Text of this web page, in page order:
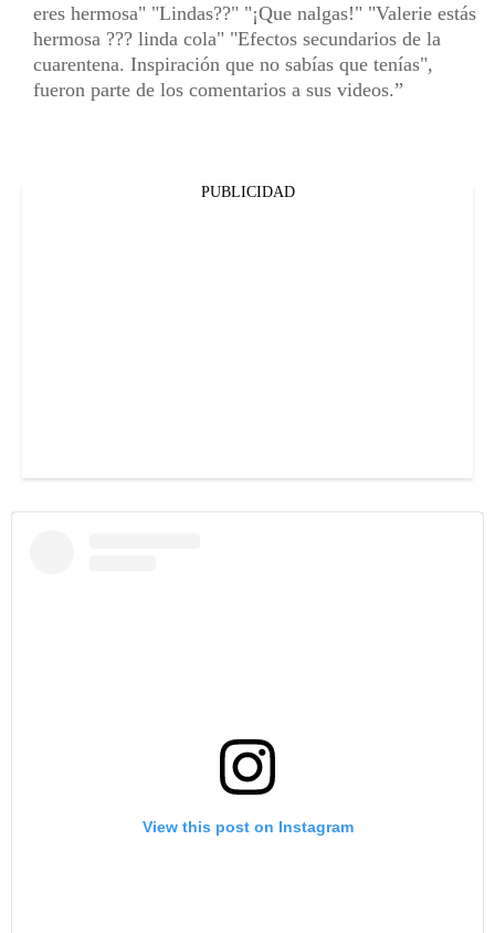
eres hermosa" "Lindas??" "¡Que nalgas!" "Valerie estás
hermosa ??? linda cola" "Efectos secundarios de la
cuarentena. Inspiración que no sabías que tenías",
fueron parte de los comentarios a sus videos.
PUBLICIDAD
View this post on Instagram